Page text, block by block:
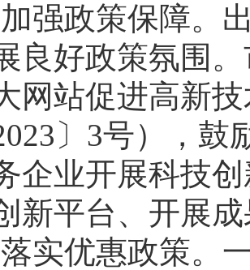
强政策保障。
良好政策氛围
网站促进高新
〕3号），鼓
企业开展科技
新平台、开展
实优惠政策。